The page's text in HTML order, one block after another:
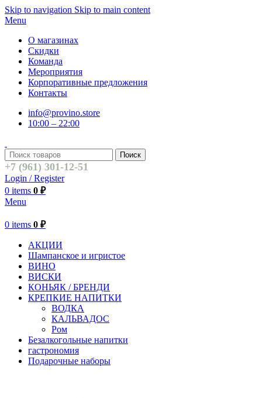
Skip to navigation Skip to main content
Menu
О магазинах
Скидки
Команда
Мероприятия
Корпоративные предложения
Контакты
info@provino.store
10:00 – 22:00
Поиск
+7 (961) 301-12-51
Login / Register
0 items 0 ₽
Menu
0 items 0 ₽
АКЦИИ
Шампанское и игристое
ВИНО
ВИСКИ
КОНЬЯК / БРЕНДИ
КРЕПКИЕ НАПИТКИ
ВОДКА
КАЛЬВАДОС
Ром
Безалкогольные напитки
гастрономия
Подарочные наборы